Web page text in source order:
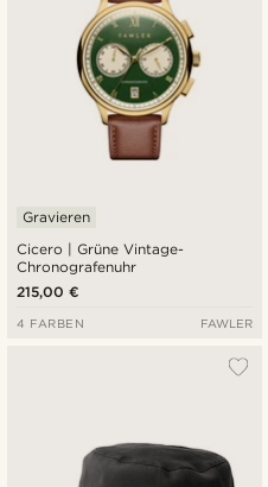
Cicero | Grüne Vintage-
Chronografenuhr
Gravieren
215,00 €
4 FARBEN FAWLER